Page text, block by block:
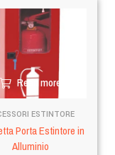
Read more
ESTINTORE
Porta Estintore in
Alluminio